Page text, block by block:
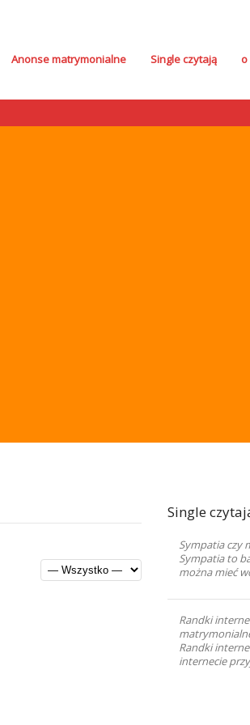
Anonse matrymonialne Single czytają
Single
Sympatia czy
Sympatia to
można mieć
Randki
Randki
internecie